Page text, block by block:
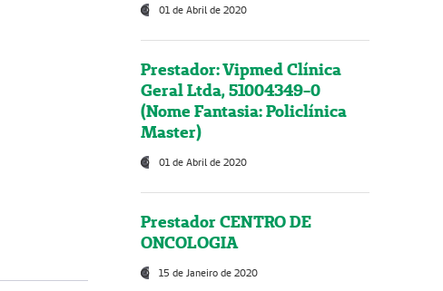
01 de Abril de 2020
Prestador: Vipmed Clínica
Geral Ltda, 51004349-0
(Nome Fantasia: Policlínica
Master)
01 de Abril de 2020
Prestador CENTRO DE
ONCOLOGIA
15 de Janeiro de 2020